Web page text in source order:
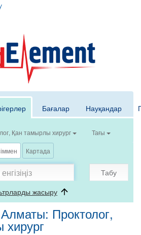
Бағалар Науқандар
Қан тамырлы хирург Тағы
Картада
Табу
жасыру
Проктолог,